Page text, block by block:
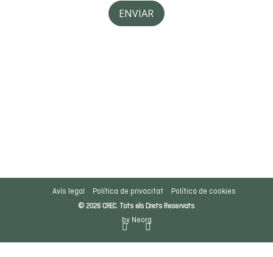
Avís legal Política de privacitat Política de cookies
© 2026 CREC. Tots els Drets Reservats
by Neorg